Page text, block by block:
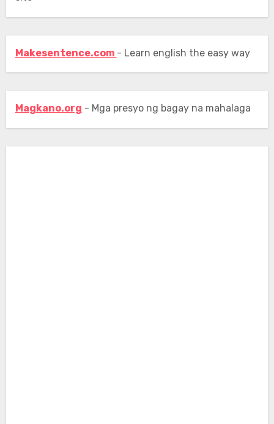
Makesentence.com - Learn english the easy way
Magkano.org - Mga presyo ng bagay na mahalaga